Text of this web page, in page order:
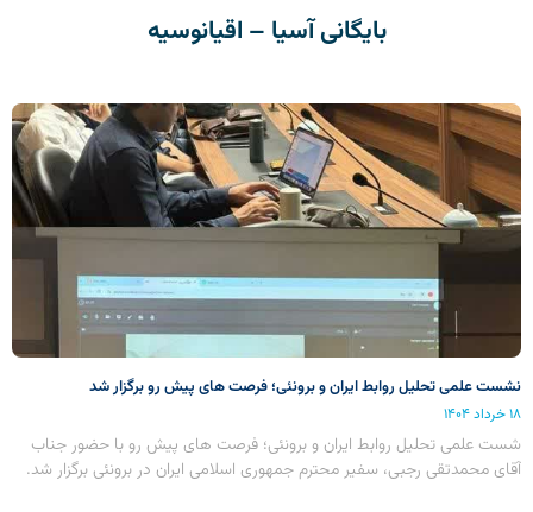
بایگانی آسیا – اقیانوسیه
نشست علمی تحلیل روابط ایران و برونئی؛ فرصت های پیش رو برگزار شد
۱۸ خرداد ۱۴۰۴
شست علمی تحلیل روابط ایران و برونئی؛ فرصت های پیش رو با حضور جناب
آقای محمدتقی رجبی، سفیر محترم جمهوری اسلامی ایران در برونئی برگزار شد.